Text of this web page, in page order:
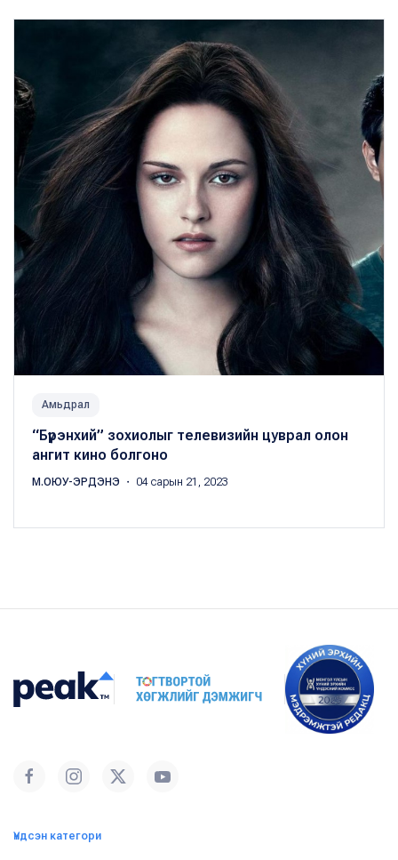
Амьдрал
“Бүрэнхий” зохиолыг телевизийн цуврал олон
ангит кино болгоно
М.ОЮУ-ЭРДЭНЭ ・ 04 сарын 21, 2023
Үндсэн категори